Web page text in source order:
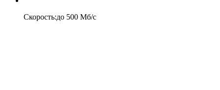
Скорость:до 500 Мб/c